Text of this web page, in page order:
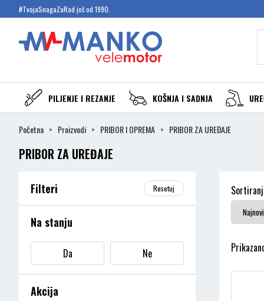
#TvojaSnagaZaRad još od 1990.
PILJENJE I REZANJE KOŠNJA I SADNJA
Početna Proizvodi PRIBOR I OPREMA PRIBOR ZA UREĐAJE
PRIBOR ZA UREĐAJE
Filteri Resetuj
Na stanju
Da Ne
Akcija